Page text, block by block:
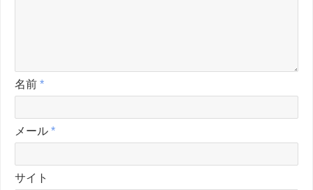
名前 *
メール *
サイト